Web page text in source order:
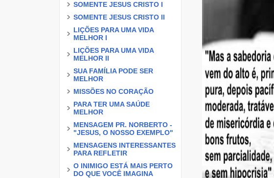
SOMENTE JESUS CRISTO I
SOMENTE JESUS CRISTO II
LIÇÕES PARA UMA VIDA
MELHOR I
LIÇÕES PARA UMA VIDA
MELHOR II
SUA FAMÍLIA PODE SER
MELHOR
MISSÕES NO CORAÇÃO
PARA TER UMA SAÚDE
MELHOR
MENSAGEM PR. NORBERTO -
"JESUS, O NOSSO EXEMPLO"
MENSAGENS INTERESSANTES
PARA REFLETIR
O INIMIGO ESTÁ MAIS PERTO
DO QUE VOCÊ IMAGINA